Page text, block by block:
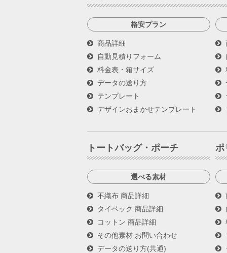
格安プラン
商品詳細
自動見積りフォーム
料金表・箱サイズ
データの送り方
テンプレート
デザインおまかせテンプレート
トートバッグ・ポーチ
選べる素材
不織布 商品詳細
タイベック 商品詳細
コットン 商品詳細
その他素材 お問い合わせ
データの送り方(共通)
ポ